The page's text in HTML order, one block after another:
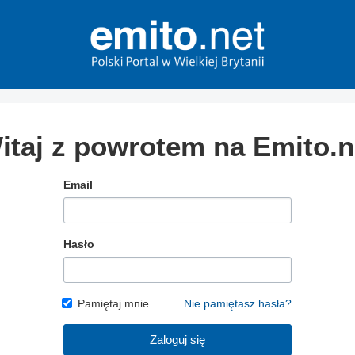
z powrotem na
Email
Hasło
Pamiętaj mnie. Nie pamiętasz hasła?
Zaloguj się